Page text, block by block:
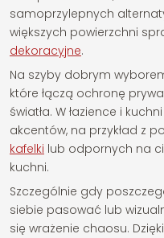
samoprzylepnych
większych powierzchni
dekoracyjne.
Na szyby dobrym
które łączą ochronę
światła. W łazience i
akcentów, na przykład z
kafelki lub odpornych na
kuchni.
Szczególnie gdy
siebie pasować lub
się wrażenie chaosu.